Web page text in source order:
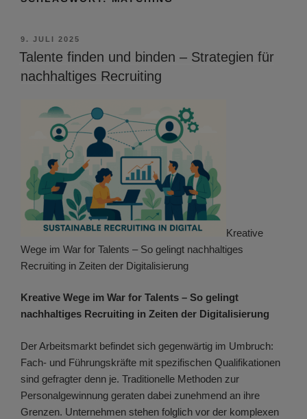
VERÖFFENTLICHT
AM
9. JULI 2025
Talente finden und binden – Strategien für
nachhaltiges Recruiting
Kreative
Wege im War for Talents – So gelingt nachhaltiges
Recruiting in Zeiten der Digitalisierung
Kreative Wege im War for Talents – So gelingt
nachhaltiges Recruiting in Zeiten der Digitalisierung
Der Arbeitsmarkt befindet sich gegenwärtig im Umbruch:
Fach- und Führungskräfte mit spezifischen Qualifikationen
sind gefragter denn je. Traditionelle Methoden zur
Personalgewinnung geraten dabei zunehmend an ihre
Grenzen. Unternehmen stehen folglich vor der komplexen